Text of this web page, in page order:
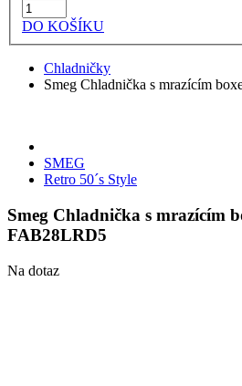
DO KOŠÍKU
Chladničky
Smeg Chladnička s mrazícím
SMEG
Retro 50´s Style
Smeg Chladnička s mrazícím
FAB28LRD5
Na dotaz